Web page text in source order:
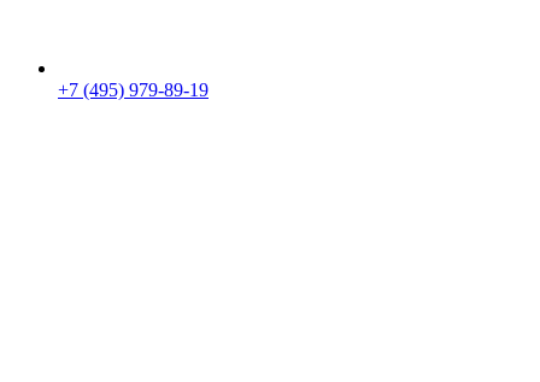
+7 (495) 979-89-19